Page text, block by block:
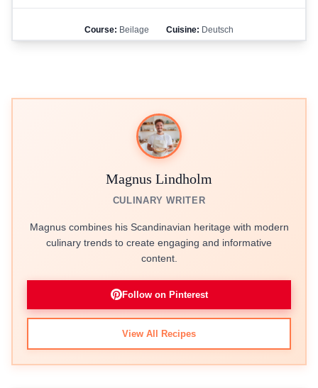
Course: Beilage Cuisine: Deutsch
Magnus Lindholm
CULINARY WRITER
Magnus combines his Scandinavian heritage with modern
culinary trends to create engaging and informative
content.
Follow on Pinterest
View All Recipes